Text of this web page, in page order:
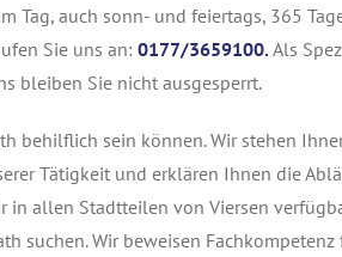
Tag, auch sonn- und feiertags, 365
Sie uns an: 0177/3659100.Als
bleiben Sie nicht ausgesperrt.
behilflich sein können. Wir stehen
Tätigkeit und erklären Ihnen die
in allen Stadtteilen von Viersen
suchen. Wir beweisen